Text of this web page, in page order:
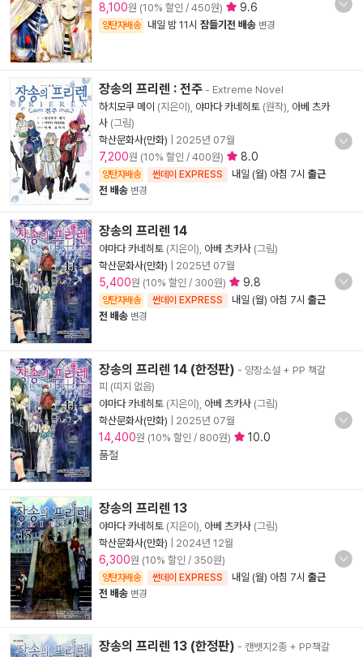
8,100원 (10% 할인 / 450원) 9.6
양탄자배송 내일 밤 11시 잠들기전 배송 변경
장송의 프리렌 : 전주 - Extreme Novel
하치모쿠 메이 (지은이), 야마다 카네히토 (원작), 아베 츠카
사 (그림)
학산문화사(만화)
2025년 07월
7,200원 (10% 할인 / 400원) 8.0
양탄자배송 썬데이 EXPRESS 내일 (월) 아침 7시 출근
전 배송 변경
장송의 프리렌 14
야마다 카네히토 (지은이), 아베 츠카사 (그림)
학산문화사(만화)
2025년 07월
5,400원 (10% 할인 / 300원) 9.8
양탄자배송 썬데이 EXPRESS 내일 (월) 아침 7시 출근
전 배송 변경
장송의 프리렌 14 (한정판) - 양장소설 + PP 책갈
피 (띠지 없음)
야마다 카네히토 (지은이), 아베 츠카사 (그림)
학산문화사(만화)
2025년 07월
14,400원 (10% 할인 / 800원)
10.0
품절
장송의 프리렌 13
야마다 카네히토 (지은이), 아베 츠카사 (그림)
학산문화사(만화)
2024년 12월
6,300원 (10% 할인 / 350원)
양탄자배송 썬데이 EXPRESS 내일 (월) 아침 7시 출근
전 배송 변경
장송의 프리렌 13 (한정판) - 캔뱃지2종 + PP책갈